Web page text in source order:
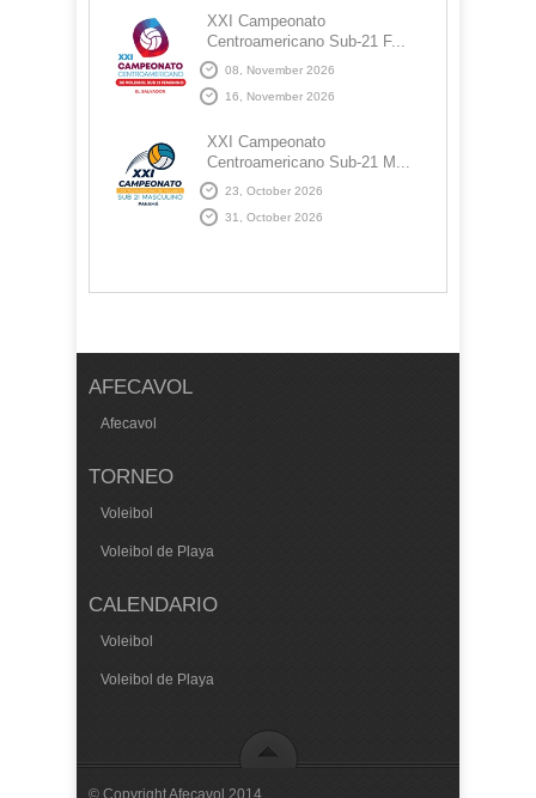
XXI Campeonato
Centroamericano Sub-21 F...
08, November 2026
16, November 2026
XXI Campeonato
Centroamericano Sub-21 M...
23, October 2026
31, October 2026
AFECAVOL
Afecavol
TORNEO
Voleibol
Voleibol de Playa
CALENDARIO
Voleibol
Voleibol de Playa
© Copyright Afecavol 2014